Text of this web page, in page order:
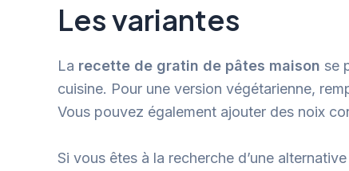
Les variantes
La recette de gratin de pâtes maison se
cuisine. Pour une version végétarienne,
Vous pouvez également ajouter des noix
Si vous êtes à la recherche d’une